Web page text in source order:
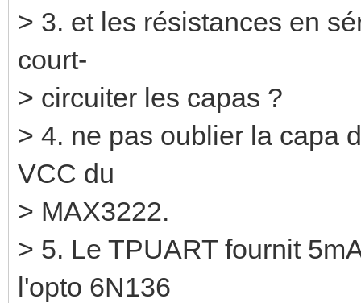
> 3. et les résistances en
court-
> circuiter les capas ?
> 4. ne pas oublier la capa
VCC du
> MAX3222.
> 5. Le TPUART fournit
l'opto 6N136